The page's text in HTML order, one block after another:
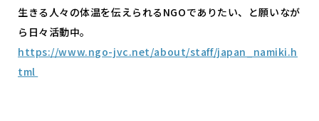
生きる人々の体温を伝えられるNGOでありたい、と願いなが
ら日々活動中。
https://www.ngo-jvc.net/about/staff/japan_namiki.h
tml